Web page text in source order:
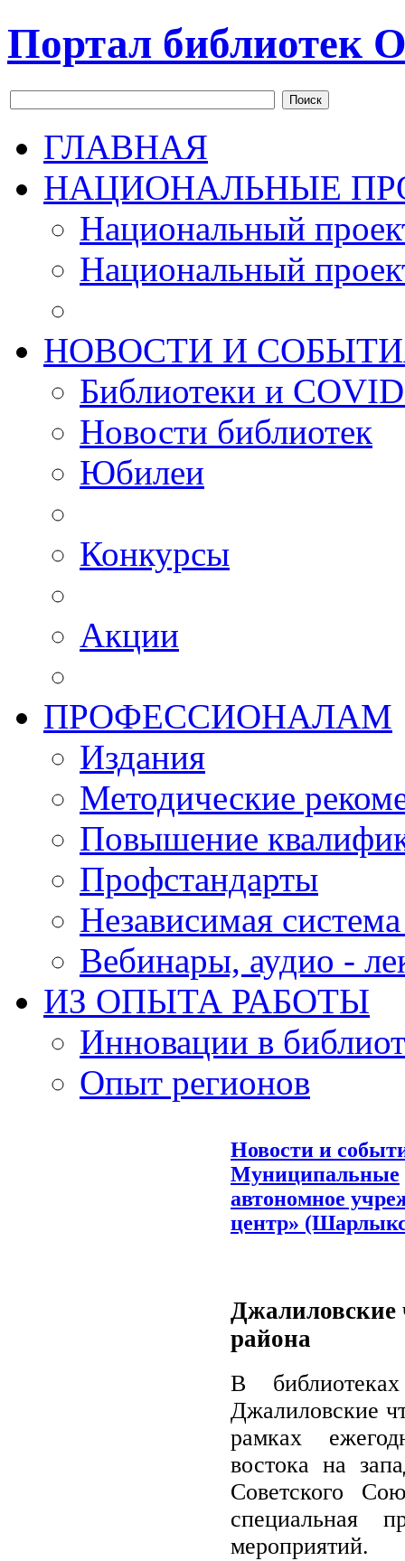
Портал библиотек
Поиск
ГЛАВНАЯ
НАЦИОНАЛЬНЫЕ
Национальный
Национальный
НОВОСТИ И
Библиотеки и
Новости библиотек
Юбилеи
Конкурсы
Акции
ПРОФЕССИОНАЛАМ
Издания
Методические
Повышение
Профстандарты
Независимая
Вебинары, аудио -
ИЗ ОПЫТА РАБОТЫ
Инновации в
Опыт регионов
Новости и
Муниципальные
автономное
центр»
Джалиловские
района
В
Джалиловские
рамках
востока на
Советского
специальная
мероприятий.